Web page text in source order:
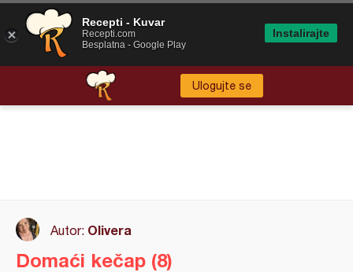
Ulogujte se
Autor: Olivera
Domaći kečap (8)
Recepti - Kuvar
Recepti.com
Besplatna - Google Play
Instalirajte